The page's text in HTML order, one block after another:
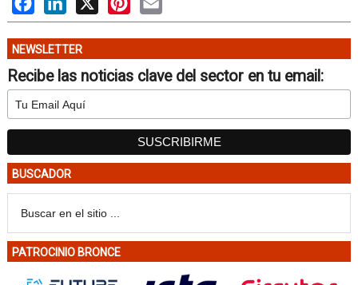
NEWSLETTER
Recibe las noticias clave del sector en tu email:
BUSCADOR
PATROCINIO BRONCE